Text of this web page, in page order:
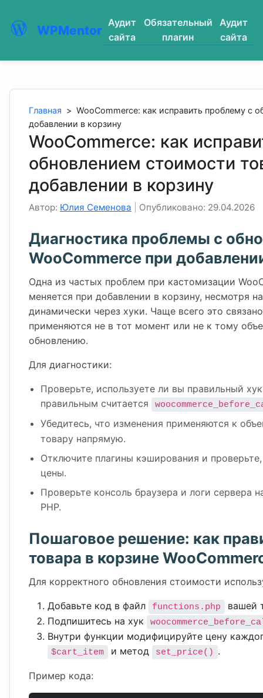
WPMentor
Аудит
сайта
Обязательный
плагин
Аудит
сайта
Главная > WooCommerce: как исправить проблему с
добавлении в корзину
WooCommerce: как
обновлением стоимости
добавлении в корзину
Автор: Юлия Семенова Опубликовано: 29.04.2026
Диагностика проблемы с
WooCommerce при
Одна из частых проблем при кастомизации
меняется при добавлении в корзину, несмотря
динамически через хуки. Чаще всего это
применяются не в тот момент или не к тому
обновлению.
Для диагностики:
Проверьте, используете ли вы правильный
правильным считается
Убедитесь, что изменения применяются к
товару напрямую.
Отключите плагины кэширования и
цены.
Проверьте консоль браузера и логи сервера
PHP.
Пошаговое решение: как
товара в корзине
Для корректного обновления стоимости
Добавьте код в файл functions.php
вашей
Подпишитесь на хук
Внутри функции модифицируйте цену
$cart_item и метод set_price() .
Пример кода: